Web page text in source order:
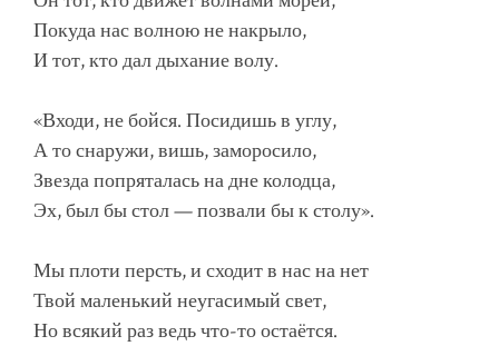
Покуда нас волною не накрыло,
И тот, кто дал дыхание волу.
«Входи, не бойся. Посидишь в углу,
А то снаружи, вишь, заморосило,
Звезда попряталась на дне колодца,
Эх, был бы стол — позвали бы к столу».
Мы плоти персть, и сходит в нас на нет
Твой маленький неугасимый свет,
Но всякий раз ведь что-то остаётся.